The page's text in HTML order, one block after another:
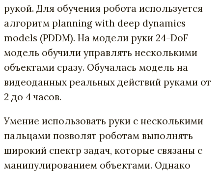
рукой. Для обучения робота используется
алгоритм planning with deep dynamics
models (PDDM). На модели руки 24-DoF
модель обучили управлять несколькими
объектами сразу. Обучалась модель на
видеоданных реальных действий руками от
2 до 4 часов.
Умение использовать руки с несколькими
пальцами позволят роботам выполнять
широкий спектр задач, которые связаны с
манипулированием объектами. Однако